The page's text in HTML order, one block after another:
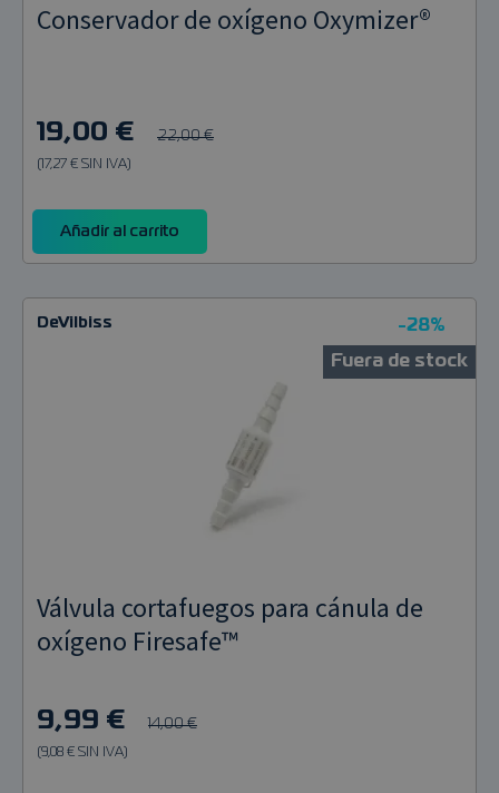
Conservador de oxígeno Oxymizer®
19,00 € 22,00 €
(17,27 € SIN IVA)
Añadir al carrito
DeVilbiss -28%
Fuera de stock
Válvula cortafuegos para cánula de
oxígeno Firesafe™
9,99 € 14,00 €
(9,08 € SIN IVA)